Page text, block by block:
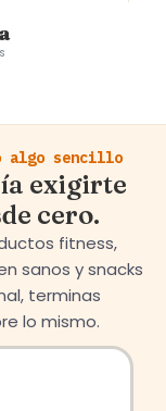
algo sencillo
exigirte
cero.
fitness,
sanos y snacks
terminas
lo mismo.